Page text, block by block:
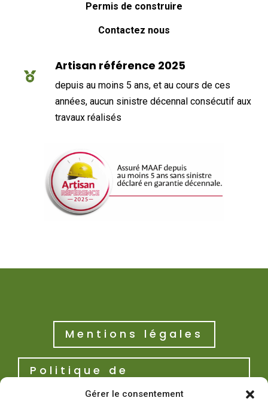
Gérer le consentement
Permis de construire
Contactez nous

Artisan référence 2025
depuis au moins 5 ans, et au cours de ces
années, aucun sinistre décennal consécutif aux
travaux réalisés
Mentions légales
Politique de
confidentialité